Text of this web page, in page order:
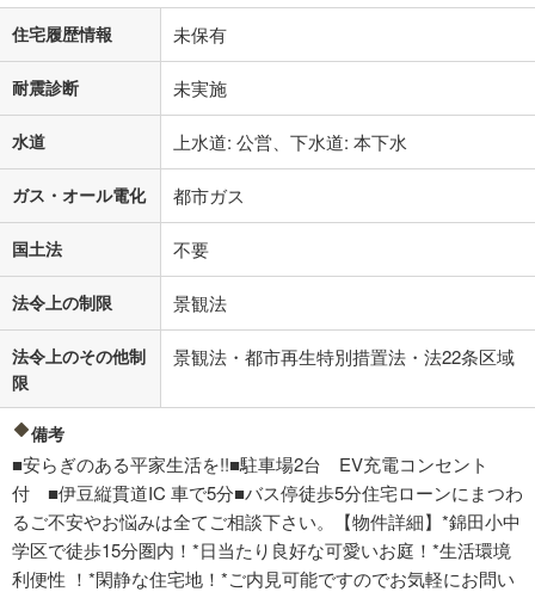
住宅履歴情報 未保有
耐震診断 未実施
水道 上水道: 公営、下水道: 本下水
ガス・オール電化 都市ガス
国土法 不要
法令上の制限 景観法
法令上のその他制
限
景観法・都市再生特別措置法・法22条区域
備考
■安らぎのある平家生活を!!■駐車場2台 EV充電コンセント
付 ■伊豆縦貫道IC 車で5分■バス停徒歩5分住宅ローンにまつわ
るご不安やお悩みは全てご相談下さい。【物件詳細】*錦田小中
学区で徒歩15分圏内！*日当たり良好な可愛いお庭！*生活環境
利便性 ！*閑静な住宅地！*ご内見可能ですのでお気軽にお問い